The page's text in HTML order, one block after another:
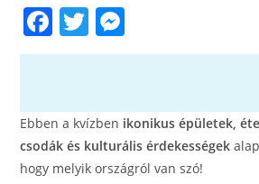
F
a
e
b
o
T
w
er
e
e
n
g
Ebben a kvízben ikonikus épületek,
csodák és kulturális érdekességek
hogy melyik országról van szó!